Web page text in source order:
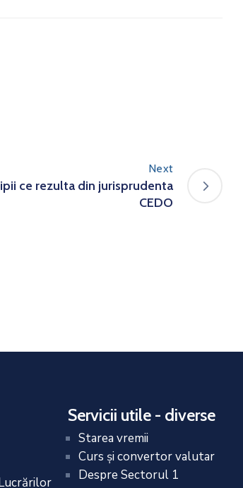
Next
ce rezulta din jurisprudenta
CEDO
Servicii utile - diverse
Starea vremii
Curs și convertor valutar
Despre Sectorul 1